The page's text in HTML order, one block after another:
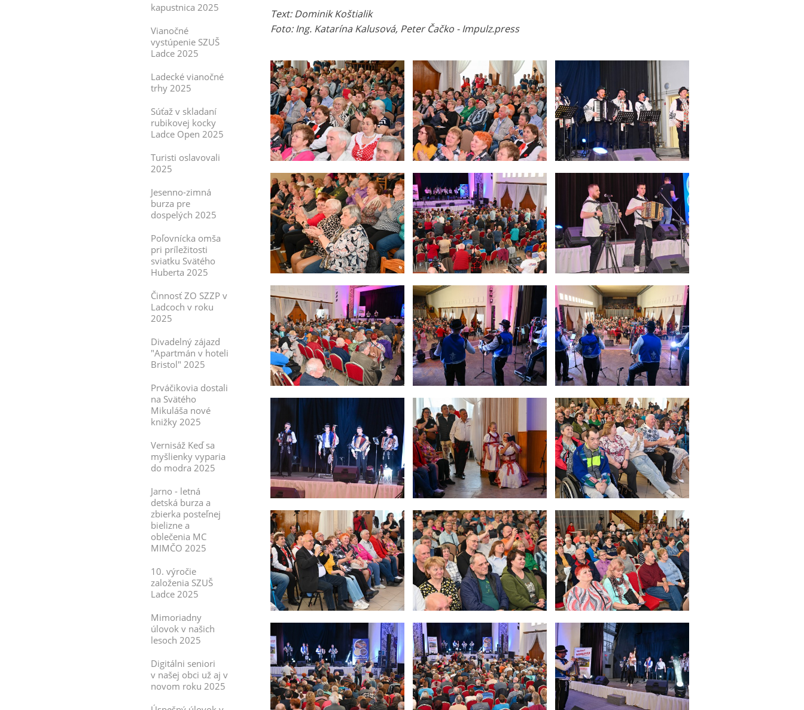
kapustnica 2025
Vianočné
vystúpenie SZUŠ
Ladce 2025
Ladecké vianočné
trhy 2025
Súťaž v skladaní
rubikovej kocky
Ladce Open 2025
Turisti oslavovali
2025
Jesenno-zimná
burza pre
dospelých 2025
Poľovnícka omša
pri príležitosti
sviatku Svätého
Huberta 2025
Činnosť ZO SZZP v
Ladcoch v roku
2025
Divadelný zájazd
"Apartmán v hoteli
Bristol" 2025
Prváčikovia dostali
na Svätého
Mikuláša nové
knižky 2025
Vernisáž Keď sa
myšlienky vyparia
do modra 2025
Jarno - letná
detská burza a
zbierka posteľnej
bielizne a
oblečenia MC
MIMČO 2025
10. výročie
založenia SZUŠ
Ladce 2025
Mimoriadny
úlovok v našich
lesoch 2025
Digitálni seniori
v našej obci už aj v
novom roku 2025
Text: Dominik Koštialik
Foto: Ing. Katarína Kalusová, Peter Čačko - Impulz.press